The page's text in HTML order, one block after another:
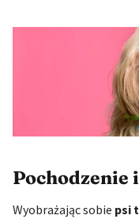
Wyobrażając sobie psi